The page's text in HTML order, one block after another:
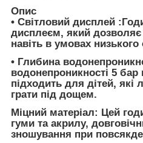
Опис
• Світловий дисплей
дисплеєм, який дозволяє
навіть в умовах низького
• Глибина
водонепроникності 5
підходить для дітей,
грати під дощем.
Міцний матеріал: Цей
гуми та акрилу,
зношування при